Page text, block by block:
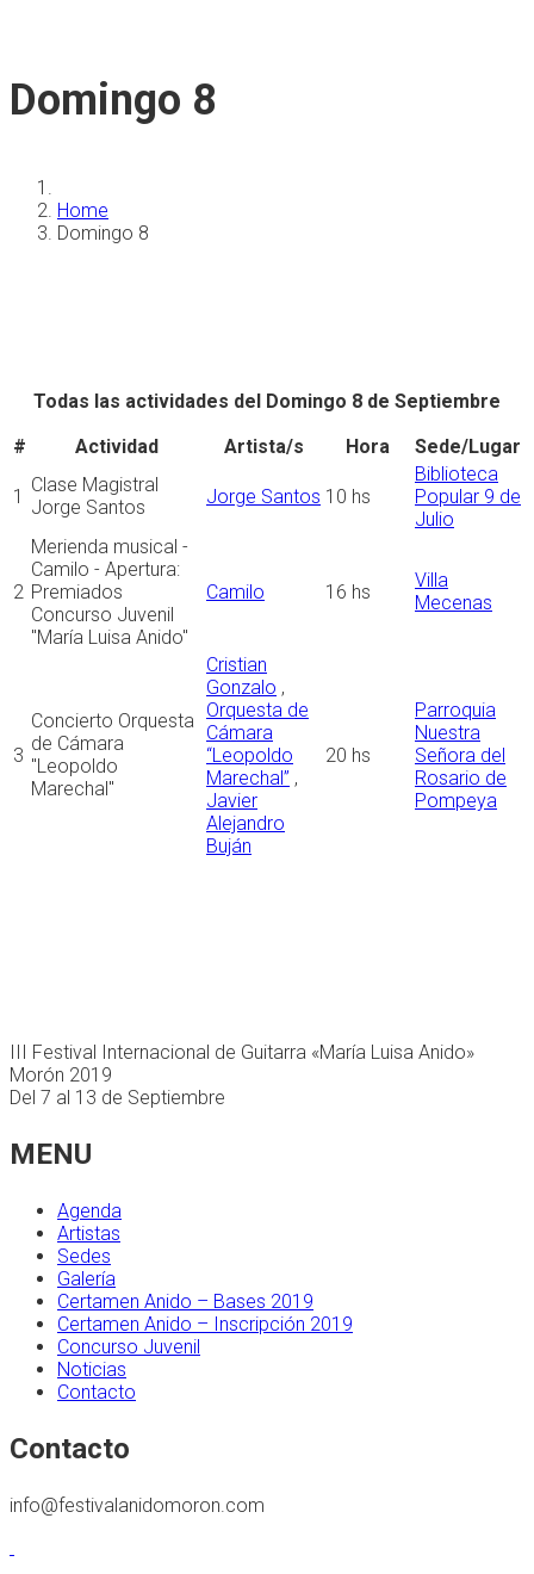
Domingo 8
Home
Domingo 8
Todas las actividades del Domingo 8 de Septiembre
#
Actividad Artista/s Hora Sede/Lugar
1
Clase Magistral
Jorge Santos
Jorge Santos 10 hs
Biblioteca
Popular 9 de
Julio
2
Merienda musical -
Camilo - Apertura:
Premiados
Concurso Juvenil
"María Luisa Anido"
Camilo 16 hs
Villa
Mecenas
3
Concierto Orquesta
de Cámara
"Leopoldo
Marechal"
Cristian
Gonzalo ,
Orquesta de
Cámara
“Leopoldo
Marechal” ,
Javier
Alejandro
Buján
20 hs
Parroquia
Nuestra
Señora del
Rosario de
Pompeya
III Festival Internacional de Guitarra «María Luisa Anido»
Morón 2019
Del 7 al 13 de Septiembre
MENU
Agenda
Artistas
Sedes
Galería
Certamen Anido – Bases 2019
Certamen Anido – Inscripción 2019
Concurso Juvenil
Noticias
Contacto
Contacto
info@festivalanidomoron.com